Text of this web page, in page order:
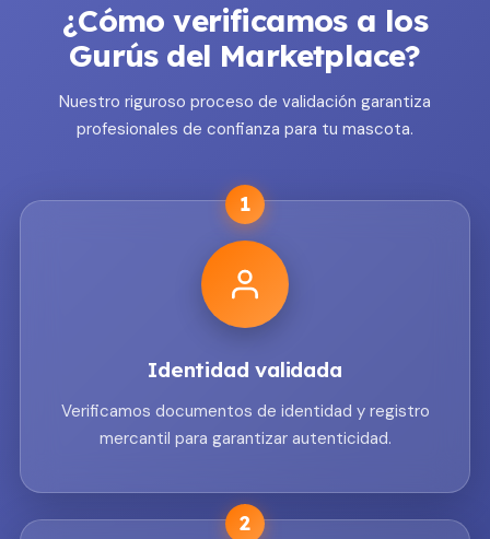
¿Cómo verificamos a los
Gurús del Marketplace?
Nuestro riguroso proceso de validación garantiza
profesionales de confianza para tu mascota.
1
Identidad validada
Verificamos documentos de identidad y registro
mercantil para garantizar autenticidad.
2